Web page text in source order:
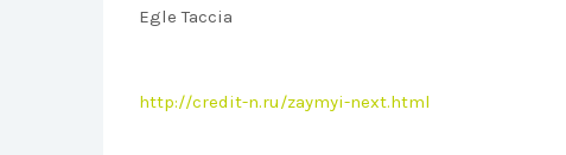
Egle Taccia
http://credit-n.ru/zaymyi-next.html